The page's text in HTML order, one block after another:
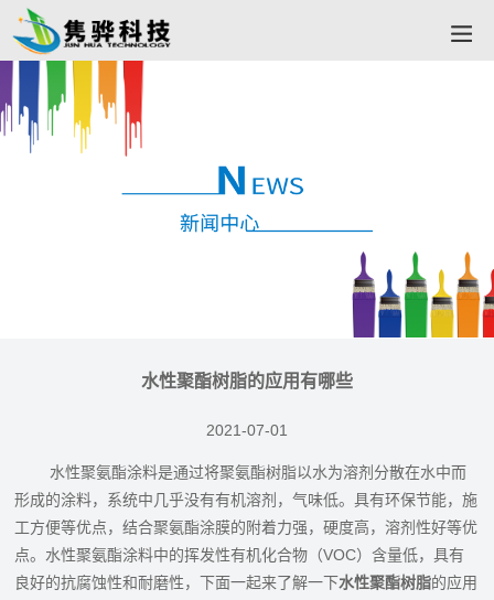
水性聚酯树脂的应用有哪些
2021-07-01
水性聚氨酯涂料是通过将聚氨酯树脂以水为溶剂分散在水中而
形成的涂料，系统中几乎没有有机溶剂，气味低。具有环保节能，施
工方便等优点，结合聚氨酯涂膜的附着力强，硬度高，溶剂性好等优
点。水性聚氨酯涂料中的挥发性有机化合物（VOC）含量低，具有
良好的抗腐蚀性和耐磨性，下面一起来了解一下水性聚酯树脂的应用